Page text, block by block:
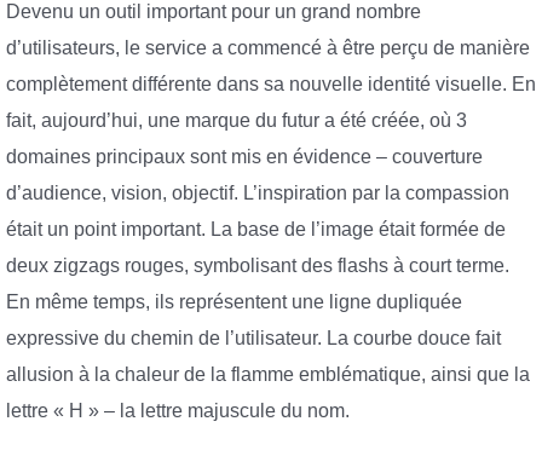
Devenu un outil important pour un grand nombre
d’utilisateurs, le service a commencé à être perçu de manière
complètement différente dans sa nouvelle identité visuelle. En
fait, aujourd’hui, une marque du futur a été créée, où 3
domaines principaux sont mis en évidence – couverture
d’audience, vision, objectif. L’inspiration par la compassion
était un point important. La base de l’image était formée de
deux zigzags rouges, symbolisant des flashs à court terme.
En même temps, ils représentent une ligne dupliquée
expressive du chemin de l’utilisateur. La courbe douce fait
allusion à la chaleur de la flamme emblématique, ainsi que la
lettre « H » – la lettre majuscule du nom.